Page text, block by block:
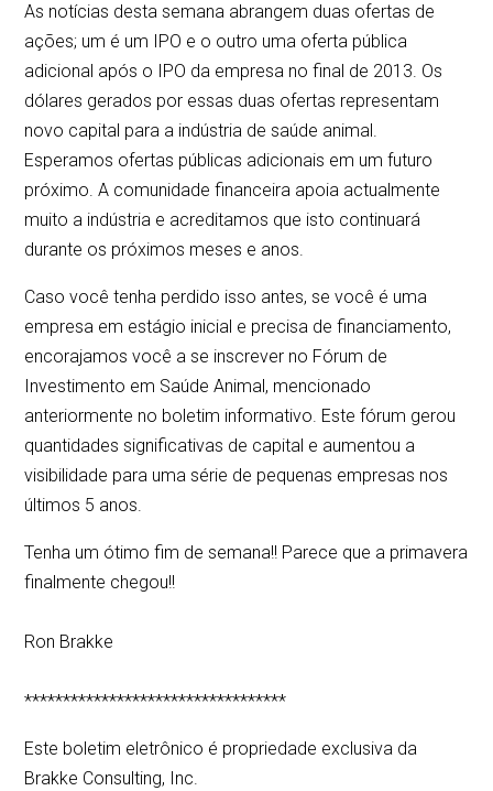
As notícias desta semana abrangem duas ofertas de
ações; um é um IPO e o outro uma oferta pública
adicional após o IPO da empresa no final de 2013. Os
dólares gerados por essas duas ofertas representam
novo capital para a indústria de saúde animal.
Esperamos ofertas públicas adicionais em um futuro
próximo. A comunidade financeira apoia actualmente
muito a indústria e acreditamos que isto continuará
durante os próximos meses e anos.
Caso você tenha perdido isso antes, se você é uma
empresa em estágio inicial e precisa de financiamento,
encorajamos você a se inscrever no Fórum de
Investimento em Saúde Animal, mencionado
anteriormente no boletim informativo. Este fórum gerou
quantidades significativas de capital e aumentou a
visibilidade para uma série de pequenas empresas nos
últimos 5 anos.
Tenha um ótimo fim de semana!! Parece que a primavera
finalmente chegou!!
Ron Brakke
**********************************
Este boletim eletrônico é propriedade exclusiva da
Brakke Consulting, Inc.